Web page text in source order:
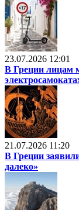
23.07.2026 12:01
В Греции лицам
21.07.2026 11:20
В Греции
далеко»